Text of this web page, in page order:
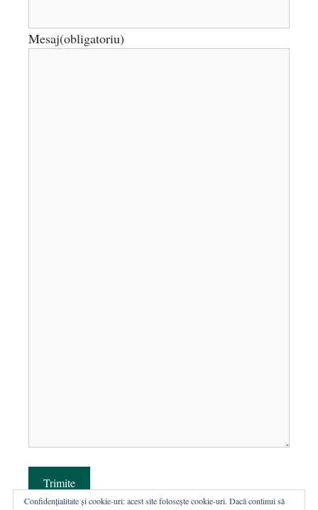
Mesaj(obligatoriu)
Trimite
Confidențialitate și cookie-uri: acest site folosește cookie-uri. Dacă continui să